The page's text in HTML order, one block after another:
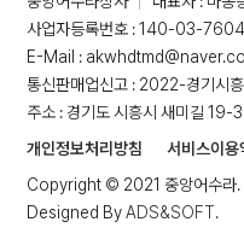
사업자등록번호 : 140-03-
E-Mail :
통신판매업신고 : 2022-경기시
주소 : 경기도 시흥시 새미길 19-
개인정보처리방침
서비스이용
Copyright © 2021 중앙어수
Designed ByADS&SOFT.